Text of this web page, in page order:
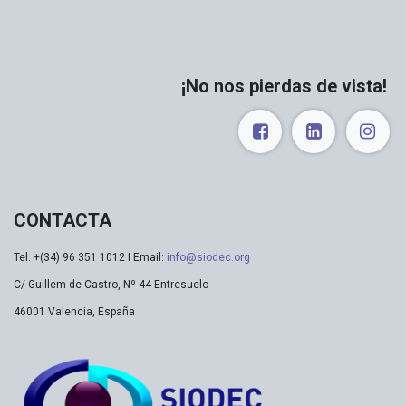
¡No nos pierdas de vista!
CONTACTA
Tel. +(34) 96 351 1012 I Email: info@siodec.org
C/ Guillem de Castro, Nº 44 Entresuelo
46001 Valencia, España